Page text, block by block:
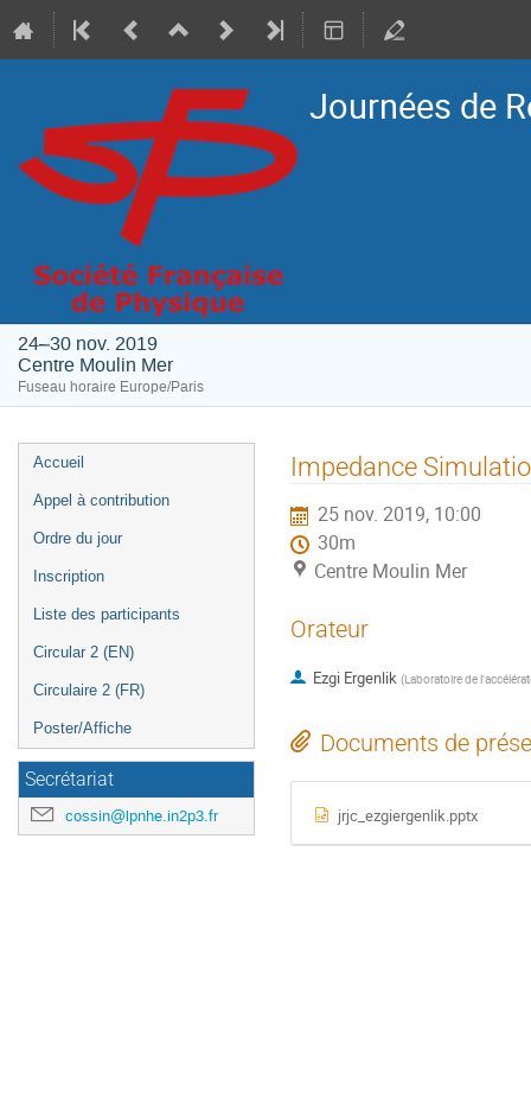
Journées de
24–30 nov. 2019
Centre Moulin Mer
Fuseau horaire Europe/Paris
Menu
de
Accueil
Appel à contribution
Ordre du jour
Inscription
Liste des participants
Circular 2 (EN)
Circulaire 2 (FR)
Poster/Affiche
Secrétariat
cossin@lpnhe.in2p3.fr
Impedance
25 nov. 2019, 10:00
30m
Centre Moulin Mer
Orateur
Ezgi Ergenlik (Laboratoire de
Documents de
jrjc_ezgiergenlik.pptx